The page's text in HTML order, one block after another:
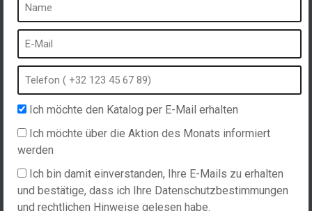
Was ist ein Heilbad?
Schaumbad
Freibad
Kurort im Winter
Eingebauter Whirlpool
Spa und Hydrotherapie
Ich möchte den Katalog per E-Mail erhalten
Ich möchte über die Aktion des Monats informiert
werden
Ich bin damit einverstanden, Ihre E-Mails zu erhalten
und bestätige, dass ich Ihre Datenschutzbestimmungen
und rechtlichen Hinweise gelesen habe.